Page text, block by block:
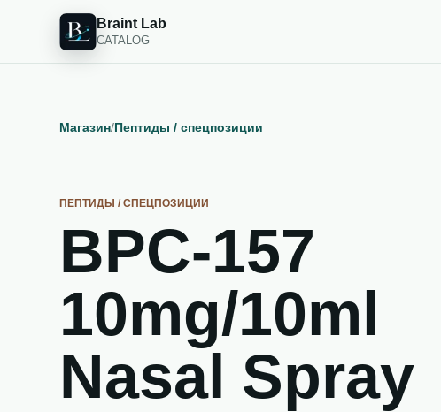
Braint Lab
CATALOG
Магазин/Пептиды / спецпозиции
ПЕПТИДЫ / СПЕЦПОЗИЦИИ
BPC-157
10mg/10ml
Nasal Spray